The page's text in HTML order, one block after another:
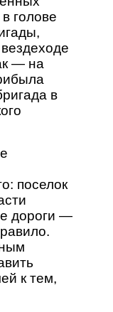
голове
— на
в
поселок
дороги —
к тем,